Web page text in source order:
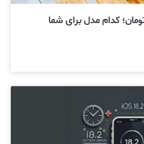
میلیون تومان؛ کدام مدل برای شما